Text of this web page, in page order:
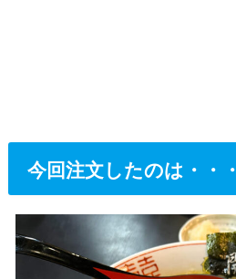
今回注文したのは・・・